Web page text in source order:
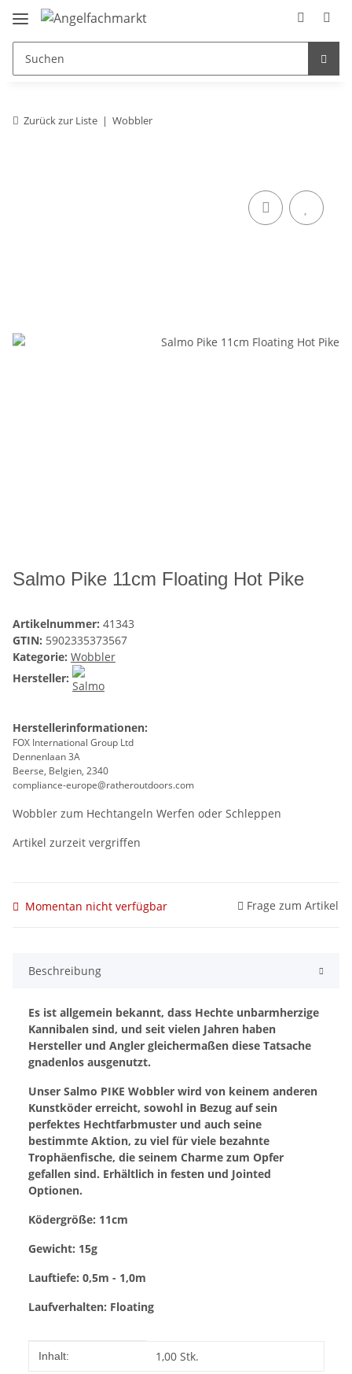
Zurück zur Liste Wobbler
Salmo Pike 11cm Floating Hot Pike
Artikelnummer: 41343
GTIN: 5902335373567
Kategorie: Wobbler
Hersteller:
Herstellerinformationen:
FOX International Group Ltd
Dennenlaan 3A
Beerse, Belgien, 2340
compliance-europe@ratheroutdoors.com
Wobbler zum Hechtangeln Werfen oder Schleppen
Artikel zurzeit vergriffen
Momentan nicht verfügbar Frage zum Artikel
Beschreibung
Es ist allgemein bekannt, dass Hechte unbarmherzige
Kannibalen sind, und seit vielen Jahren haben
Hersteller und Angler gleichermaßen diese Tatsache
gnadenlos ausgenutzt.
Unser Salmo PIKE Wobbler wird von keinem anderen
Kunstköder erreicht, sowohl in Bezug auf sein
perfektes Hechtfarbmuster und auch seine
bestimmte Aktion, zu viel für viele bezahnte
Trophäenfische, die seinem Charme zum Opfer
gefallen sind. Erhältlich in festen und Jointed
Optionen.
Ködergröße: 11cm
Gewicht: 15g
Lauftiefe: 0,5m - 1,0m
Laufverhalten: Floating
Produkteigenschaft
Wert
Inhalt: 1,00 Stk.